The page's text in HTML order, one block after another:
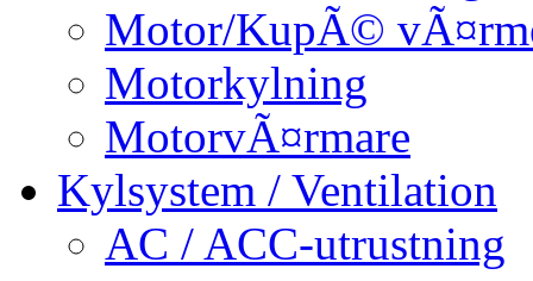
Motor/KupÃ©
Motorkylning
MotorvÃ¤rmare
Kylsystem / Ventilation
AC / ACC-utrustning